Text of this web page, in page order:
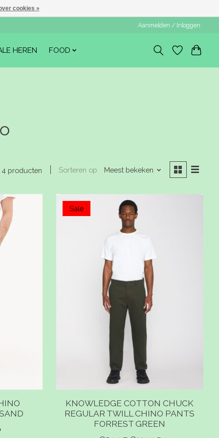
Aanmelden / Inloggen
HEREN FOOD
4 producten Sorteren op Meest bekeken
Sale
KNOWLEDGE COTTON CHUCK
REGULAR TWILL CHINO PANTS
FORREST GREEN
cookies »